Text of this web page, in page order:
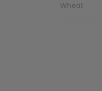
Wheat